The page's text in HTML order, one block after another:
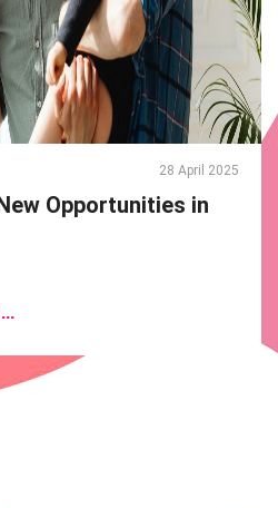
28 April 2025
Opportunities in